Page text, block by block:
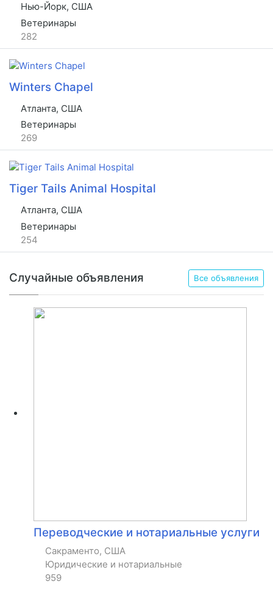
Нью-Йорк, США
Ветеринары
282
Winters Chapel
Атланта, США
Ветеринары
269
Tiger Tails Animal Hospital
Атланта, США
Ветеринары
254
Случайные объявления Все объявления
Переводческие и нотариальные услуги
Сакраменто, США
Юридические и нотариальные
959